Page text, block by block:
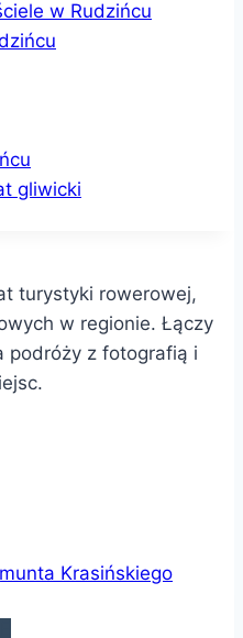
gliwicki
turystyki rowerowej,
w regionie. Łączy
podróży z fotografią i